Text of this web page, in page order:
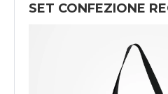
SET CONFEZIONE